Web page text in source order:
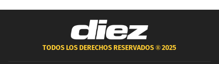
TODOS LOS DERECHOS RESERVADOS ®2025